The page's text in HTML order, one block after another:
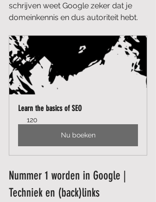
schrijven weet Google zeker dat je
domeinkennis en dus autoriteit hebt.
Learn the basics of SEO
120
Nu boeken
Nummer 1 worden in Google |
Techniek en (back)links